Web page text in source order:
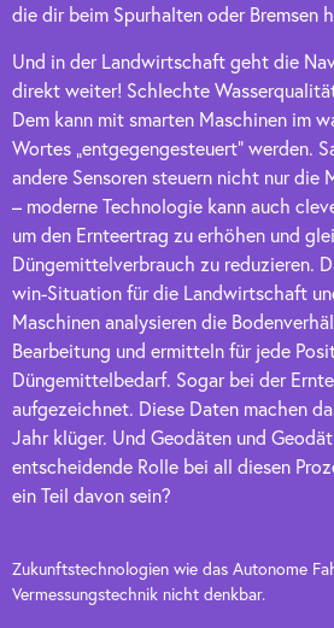
die dir beim Spurhalten oder Bremsen
Und in der Landwirtschaft geht die
direkt weiter! Schlechte
Dem kann mit smarten Maschinen im
Wortes „entgegengesteuert“ werden.
andere Sensoren steuern nicht nur die
– moderne Technologie kann auch
um den Ernteertrag zu erhöhen und
Düngemittelverbrauch zu reduzieren.
win-Situation für die Landwirtschaft
Maschinen analysieren die
Bearbeitung und ermitteln für jede
Düngemittelbedarf. Sogar bei der
aufgezeichnet. Diese Daten machen
Jahr klüger. Und Geodäten und
entscheidende Rolle bei all diesen
ein Teil davon sein?
Zukunftstechnologien wie das Autonome
Vermessungstechnik nicht denkbar.